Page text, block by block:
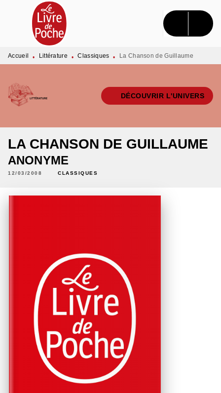
MENU RECHERCHE CONTENU
PIED DE PAGE
Accueil • Littérature • Classiques • La Chanson de Guillaume
DÉCOUVRIR L'UNIVERS
LA CHANSON DE GUILLAUME
ANONYME
12/03/2008 CLASSIQUES